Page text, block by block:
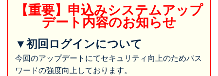
【重要】申込みシステムアップ
デート内容のお知らせ
▼初回ログインについて
今回のアップデートにてセキュリティ向上のためパス
ワードの強度向上しております。